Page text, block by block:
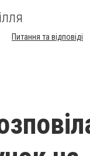
Питання та відповіді